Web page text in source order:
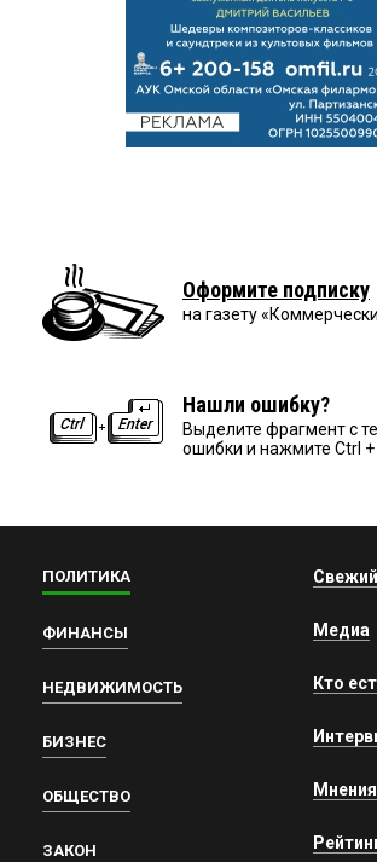
Оформите подписку
на газету
Нашли ошибку?
Выделите фрагмент с
ошибки и нажмите Ctrl +
ПОЛИТИКА
ФИНАНСЫ
НЕДВИЖИМОСТЬ
БИЗНЕС
ОБЩЕСТВО
ЗАКОН
Медиа
Кто
Мнения